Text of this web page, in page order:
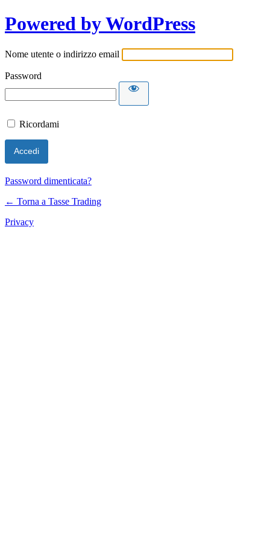
Powered by WordPress
Nome utente o indirizzo email
Password
Ricordami
Password dimenticata?
← Torna a Tasse Trading
Privacy